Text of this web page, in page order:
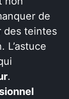
de
des teintes
L’astuce
.